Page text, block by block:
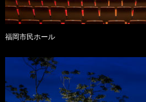
福岡市民ホール